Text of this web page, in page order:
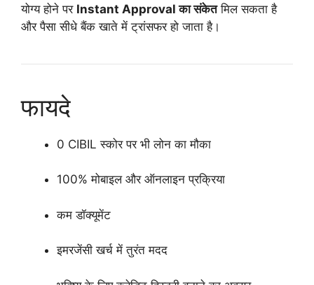
योग्य होने पर Instant Approval का संकेतमिल सकता है
और पैसा सीधे बैंक खाते में ट्रांसफर हो जाता है।
फायदे
0 CIBIL स्कोर पर भी लोन का मौका
100% मोबाइल और ऑनलाइन प्रक्रिया
कम डॉक्यूमेंट
इमरजेंसी खर्च में तुरंत मदद